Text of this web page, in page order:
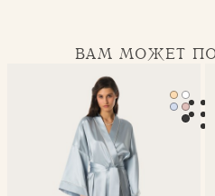
ВАМ МОЖЕТ
Халат-кимоно Mona